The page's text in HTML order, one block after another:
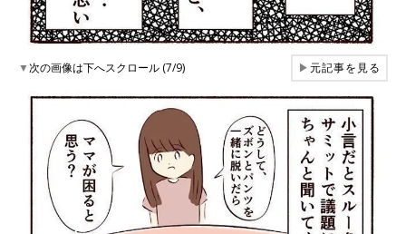
▼次の画像は下へスクロール (7/9) ▶元記事を見る